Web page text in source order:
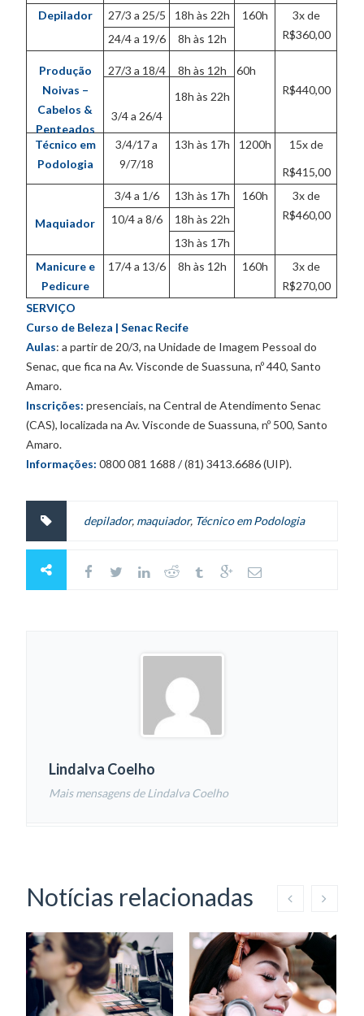
Depilador
27/3 a 25/5 18h às 22h 160h
3x de
R$360,00
24/4 a 19/6 8h às 12h
Produção
Noivas –
Cabelos &
Penteados
27/3 a 18/4 8h às 12h
60h
R$440,00
3/4 a 26/4
18h às 22h
Técnico em
Podologia
3/4/17 a
9/7/18
13h às 17h 1200h
15x de
R$415,00
Maquiador
3/4 a 1/6 13h às 17h 160h
3x de
R$460,00
10/4 a 8/6
18h às 22h
13h às 17h
Manicure e
Pedicure
17/4 a 13/6 8h às 12h 160h
3x de
R$270,00
SERVIÇO
Curso de Beleza | Senac Recife
Aulas: a partir de 20/3, na Unidade de Imagem Pessoal do
Senac, que fica na Av. Visconde de Suassuna, nº 440, Santo
Amaro.
Inscrições: presenciais, na Central de Atendimento Senac
(CAS), localizada na Av. Visconde de Suassuna, nº 500, Santo
Amaro.
Informações: 0800 081 1688 / (81) 3413.6686 (UIP).
depilador, maquiador, Técnico em Podologia
Lindalva Coelho
Mais mensagens de Lindalva Coelho
Notícias relacionadas